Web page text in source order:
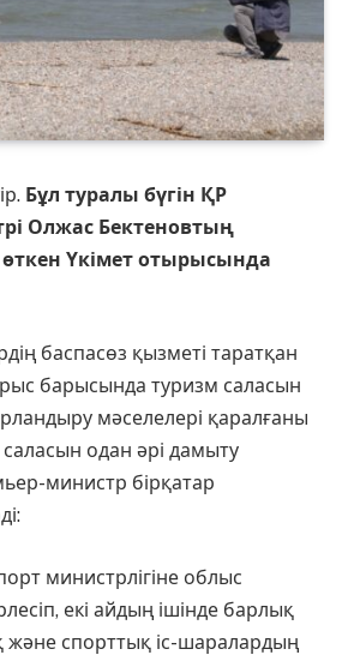
Бұл туралы бүгін ҚР
Олжас Бектеновтың
Үкімет отырысында
баспасөз қызметі таратқан
барысында туризм саласын
мәселелері қаралғаны
одан әрі дамыту
министр бірқатар
министрлігіне облыс
екі айдың ішінде барлық
және спорттық іс-шаралардың